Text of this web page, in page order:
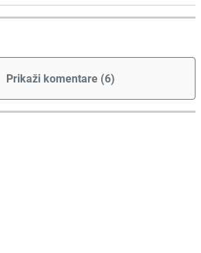
Prikaži komentare (6)